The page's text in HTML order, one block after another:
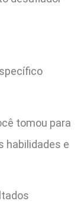
tomou para
habilidades e